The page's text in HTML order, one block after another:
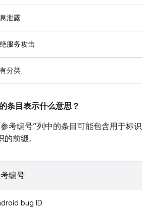
泄露
服务攻击
分类
条目表示什么意思？
考编号”列中的条目可能包含用于标识
前缀。
编号
bug ID